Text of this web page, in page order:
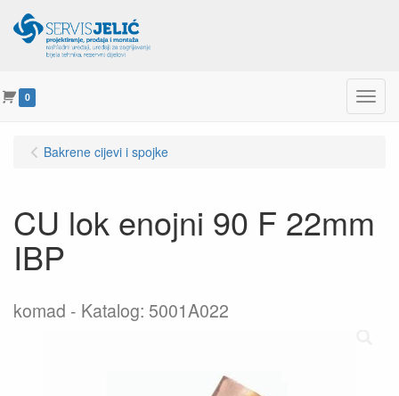
0 Menu
Bakrene cijevi i spojke
CU lok enojni 90 F 22mm
IBP
komad Katalog: 5001A022